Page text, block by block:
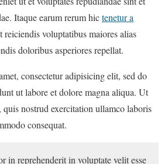
Itaque earum rerum hictenetur a
reiciendis voluptatibus maiores alias
doloribus asperiores repellat.
consectetur adipisicing elit, sed do
ut labore et dolore magna aliqua. Ut
, quis nostrud exercitation ullamco laboris
consequat.
in reprehenderit in voluptate velit esse